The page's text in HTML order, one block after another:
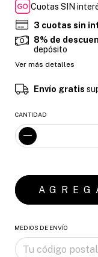
Cuotas SIN
3 cuotas sin
8% de
depósito
Ver más detalles
Envío gratis
CANTIDAD
MEDIOS DE ENVÍO